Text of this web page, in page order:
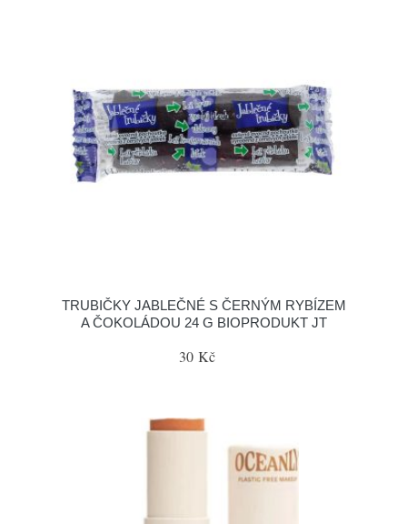
TRUBIČKY JABLEČNÉ S ČERNÝM RYBÍZEM
A ČOKOLÁDOU 24 G BIOPRODUKT JT
30 Kč